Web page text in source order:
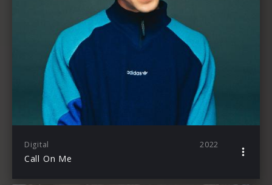
Digital 2022
Call On Me